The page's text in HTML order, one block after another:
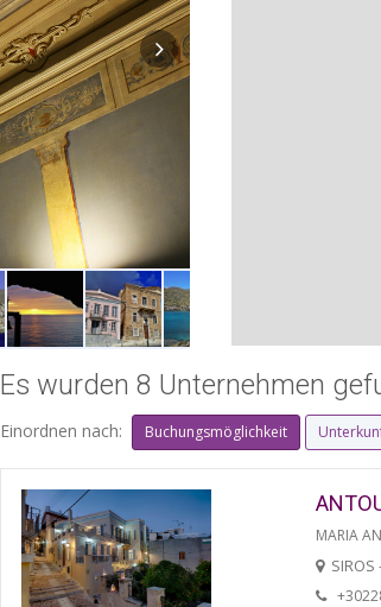
Es wurden 8 Unternehmen
Einordnen nach: Buchungsmöglichkeit
MARIA
SIROS